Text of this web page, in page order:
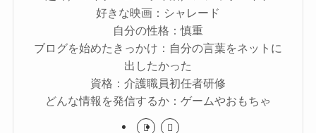
好きな映画：シャレード
自分の性格：慎重
ブログを始めたきっかけ：自分の言葉をネットに
出したかった
資格：介護職員初任者研修
どんな情報を発信するか：ゲームやおもちゃ